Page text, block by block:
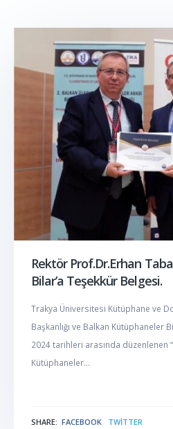
Rektör Prof.Dr.Erhan
Bilar’a Teşekkür Belgesi.
Trakya Üniversitesi Kütüphane ve
Başkanlığı ve Balkan Kütüphaneler
2024 tarihleri arasında düzenlenen
Kütüphaneler...
SHARE: FACEBOOK TWITTER